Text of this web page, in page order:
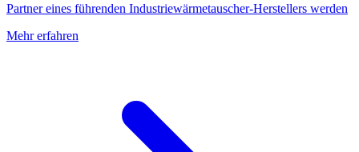
Partner eines führenden Industriewärmetauscher-Herstellers werden
Mehr erfahren